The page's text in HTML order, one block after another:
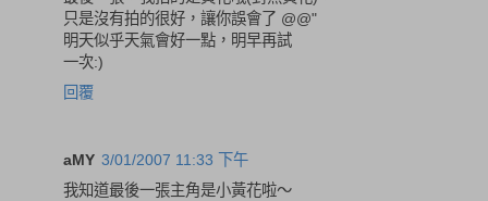
只是沒有拍的很好，讓你誤會了 @@"
明天似乎天氣會好一點，明早再試
一次:)
回覆
aMY 3/01/2007 11:33 下午
我知道最後一張主角是小黃花啦～